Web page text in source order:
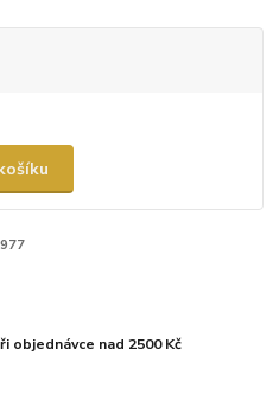
objednávce nad 2500 Kč